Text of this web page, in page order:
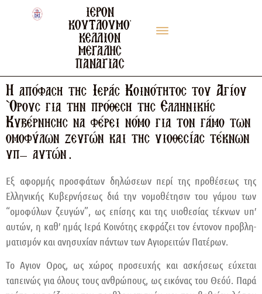
ΙΕΡΟΝ
ΚΟΥΤΛΟΥΜΟΥΣΙΑΝΟΝ
ΚΕΛΛΙΟΝ
ΜΕΓΑΛΗΣ
ΠΑΝΑΓΙΑΣ
Η απόφαση της Ιεράς Κοινότητος του Αγίου
Όρους για την πρόθεση της Ελληνικής
Κυβέρνησης να φέρει νόμο για τον γάμο των
ομοφύλων ζευγών και της υιοθεσίας τέκνων
υπ’ αυτών.
Εξ αφορμής προσφάτων δηλώσεων περί της προθέσεως της
Ελληνικής Κυβερ­νήσεως διά την νομοθέτησιν του γάμου των
“ομοφύλων ζευγών”, ως επίσης και της υιο­θεσίας τέκνων υπ′
αυτών, η καθ′ ημάς Ιερά Κοινότης εκφρά­ζει τον έντονον προβλη­
μα­τισμόν και ανησυχίαν πάντων των Αγιορειτών Πατέ­ρων.
Το Αγιον Ορος, ως χώρος προσευχής και ασκήσεως εύχεται
ταπεινώς για όλους τους ανθρώπους, ως εικόνας του Θεόύ. Παρά